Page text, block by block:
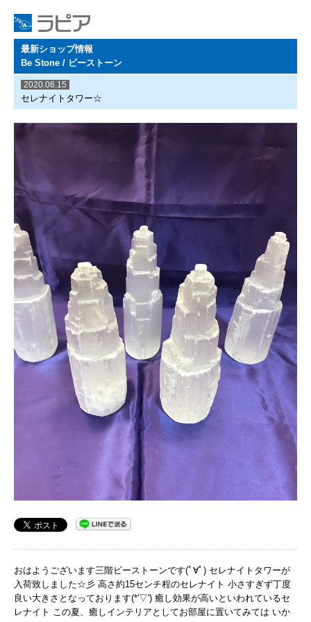
最新ショップ情報
Be Stone / ビーストーン
2020.06.15
セレナイトタワー☆
おはようございます三階ビーストーンです(ﾟ∀ﾟ) セレナイトタワーが
入荷致しました☆彡 高さ約15センチ程のセレナイト 小さすぎず丁度
良い大きさとなっております(*'▽') 癒し効果が高いといわれているセ
レナイト この夏、癒しインテリアとしてお部屋に置いてみては いか